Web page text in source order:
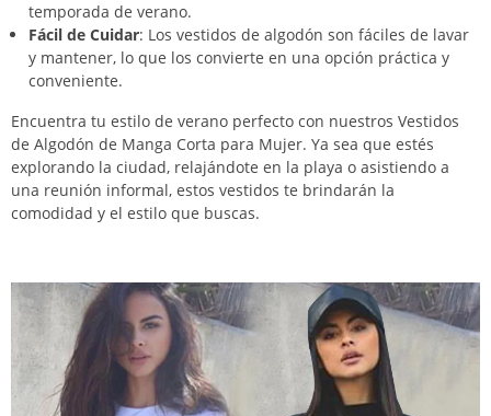
temporada de verano.
Fácil de Cuidar: Los vestidos de algodón son fáciles de lavar
y mantener, lo que los convierte en una opción práctica y
conveniente.
Encuentra tu estilo de verano perfecto con nuestros Vestidos
de Algodón de Manga Corta para Mujer. Ya sea que estés
explorando la ciudad, relajándote en la playa o asistiendo a
una reunión informal, estos vestidos te brindarán la
comodidad y el estilo que buscas.